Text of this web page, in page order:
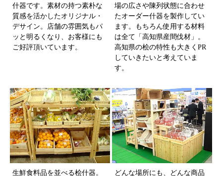
什器です。素材の持つ素朴な
質感を活かしたオリジナル・
デサイン。店舗の雰囲気もパ
ッと明るくなり、お客様にも
ご好評頂いています。
場の広さや陳列状態に合わせ
たオーダー什器を製作してい
ます。もちろん使用する材料
は全て「高知県産間伐材」。
高知県の桧の特性も大きくPR
していきたいと考えていま
す。
生鮮食料品を並べる桧什器。
どんな場所にも、どんな商品